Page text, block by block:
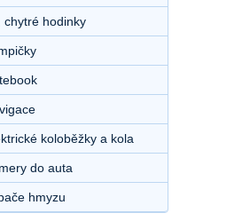
chytré hodinky
koloběžky a kola
do auta
hmyzu